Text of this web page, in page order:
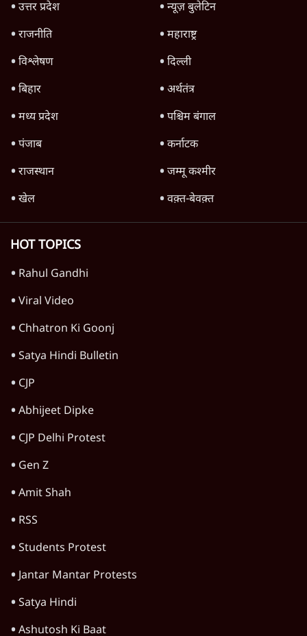
उत्तर प्रदेश
न्यूज़ बुलेटिन
राजनीति
महाराष्ट्र
विश्लेषण
दिल्ली
बिहार
अर्थतंत्र
मध्य प्रदेश
पश्चिम बंगाल
पंजाब
कर्नाटक
राजस्थान
जम्मू कश्मीर
खेल
वक़्त-बेवक़्त
HOT TOPICS
Rahul Gandhi
Viral Video
Chhatron Ki Goonj
Satya Hindi Bulletin
CJP
Abhijeet Dipke
CJP Delhi Protest
Gen Z
Amit Shah
RSS
Students Protest
Jantar Mantar Protests
Satya Hindi
Ashutosh Ki Baat